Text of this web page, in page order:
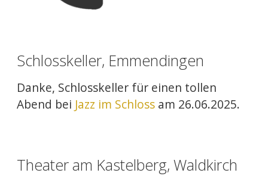
Schlosskeller, Emmendingen
Danke, Schlosskeller für einen tollen
Abend bei Jazz im Schloss am 26.06.2025.
Theater am Kastelberg, Waldkirch